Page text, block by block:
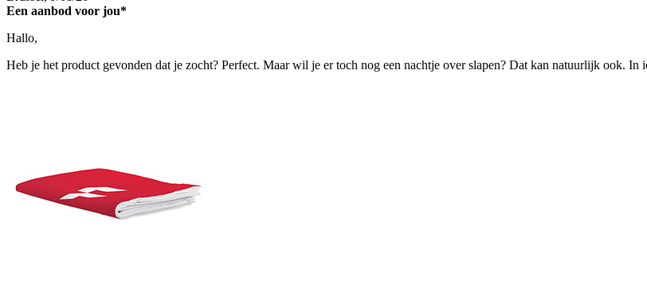
Een aanbod voor jou*
Hallo,
Heb je het product gevonden dat je zocht? Perfect. Maar wil je er toch nog een nachtje over slapen? Dat kan natuurlijk ook.